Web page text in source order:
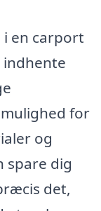
en carport
indhente
for
og
spare dig
det,